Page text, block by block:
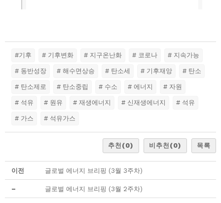
#기후 # 기후변화 # 지구온난화 # 코로나 # 지속가능
# 동반성장 # 해수면상승 # 탄소세 # 기후재앙 # 탄소
# 탄소제로 # 탄소중립 # 수소 # 에너지 # 자원
# 석유 # 원유 # 재생에너지 # 신재생에너지 # 석유
# 가스 # 석유가스
추천 (0) 비추천 (0) 목록
이전 글로벌 에너지 브리핑 (3월 3주차)
– 글로벌 에너지 브리핑 (3월 2주차)